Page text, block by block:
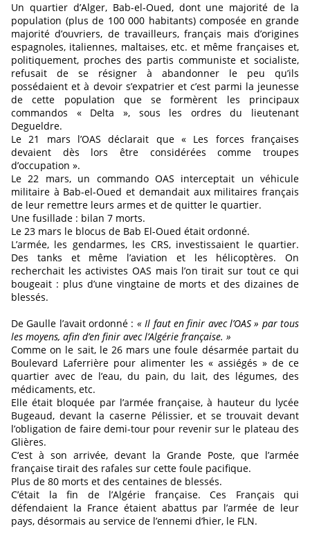
Un quartier d’Alger, Bab-el-Oued, dont une majorité de la
population (plus de 100 000 habitants) composée en grande
majorité d’ouvriers, de travailleurs, français mais d’origines
espagnoles, italiennes, maltaises, etc. et même françaises et,
politiquement, proches des partis communiste et socialiste,
refusait de se résigner à abandonner le peu qu’ils
possédaient et à devoir s’expatrier et c’est parmi la jeunesse
de cette population que se formèrent les principaux
commandos « Delta », sous les ordres du lieutenant
Degueldre.
Le 21 mars l’OAS déclarait que « Les forces françaises
devaient dès lors être considérées comme troupes
d’occupation ».
Le 22 mars, un commando OAS interceptait un véhicule
militaire à Bab-el-Oued et demandait aux militaires français
de leur remettre leurs armes et de quitter le quartier.
Une fusillade : bilan 7 morts.
Le 23 mars le blocus de Bab El-Oued était ordonné.
L’armée, les gendarmes, les CRS, investissaient le quartier.
Des tanks et même l’aviation et les hélicoptères. On
recherchait les activistes OAS mais l’on tirait sur tout ce qui
bougeait : plus d’une vingtaine de morts et des dizaines de
blessés.
De Gaulle l’avait ordonné : « Il faut en finir avec l’OAS » par tous
les moyens, afin d’en finir avec l’Algérie française. »
Comme on le sait, le 26 mars une foule désarmée partait du
Boulevard Laferrière pour alimenter les « assiégés » de ce
quartier avec de l’eau, du pain, du lait, des légumes, des
médicaments, etc.
Elle était bloquée par l’armée française, à hauteur du lycée
Bugeaud, devant la caserne Pélissier, et se trouvait devant
l’obligation de faire demi-tour pour revenir sur le plateau des
Glières.
C’est à son arrivée, devant la Grande Poste, que l’armée
française tirait des rafales sur cette foule pacifique.
Plus de 80 morts et des centaines de blessés.
C’était la fin de l’Algérie française. Ces Français qui
défendaient la France étaient abattus par l’armée de leur
pays, désormais au service de l’ennemi d’hier, le FLN.